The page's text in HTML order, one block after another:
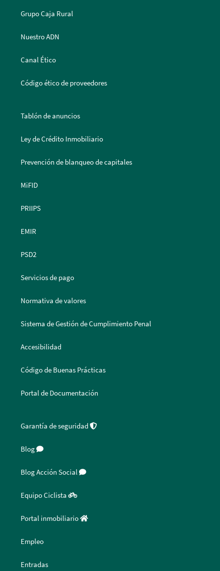
Grupo Caja Rural
Nuestro ADN
Canal Ético
Código ético de proveedores
Tablón de anuncios
Ley de Crédito Inmobiliario
Prevención de blanqueo de capitales
MiFID
PRIIPS
EMIR
PSD2
Servicios de pago
Normativa de valores
Sistema de Gestión de Cumplimiento Penal
Accesibilidad
Código de Buenas Prácticas
Portal de Documentación
Garantía de seguridad
Blog
Blog Acción Social
Equipo Ciclista
Portal inmobiliario
Empleo
Entradas